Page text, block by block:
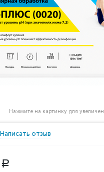
Нажмите на картинку для
Написать отзыв
Р